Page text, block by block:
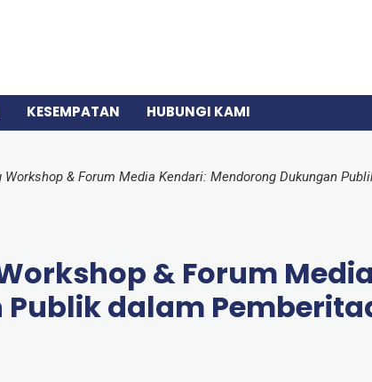
KESEMPATAN HUBUNGI KAMI
& Forum
dalam